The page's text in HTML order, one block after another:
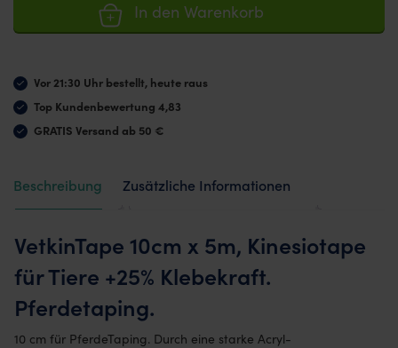
In den Warenkorb
Vor 21:30 Uhr bestellt, heute raus
Top Kundenbewertung 4,83
GRATIS Versand ab 50 €
Beschreibung
Zusätzliche Informationen
VetkinTape 10cm x 5m, Kinesiotape
für Tiere +25% Klebekraft.
Pferdetaping.
10 cm für PferdeTaping. Durch eine starke Acryl-